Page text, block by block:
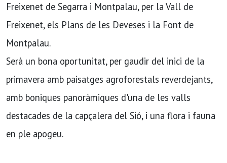
Freixenet de Segarra i Montpalau, per la Vall de
Freixenet, els Plans de les Deveses i la Font de
Montpalau.
Serà un bona oportunitat, per gaudir del inici de la
primavera amb paisatges agroforestals reverdejants,
amb boniques panoràmiques d'una de les valls
destacades de la capçalera del Sió, i una flora i fauna
en ple apogeu.